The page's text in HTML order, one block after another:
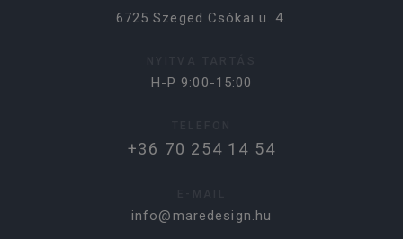
6725 Szeged Csókai u. 4.
H-P 9:00-15:00
+36 70 254 14 54
info@maredesign.hu